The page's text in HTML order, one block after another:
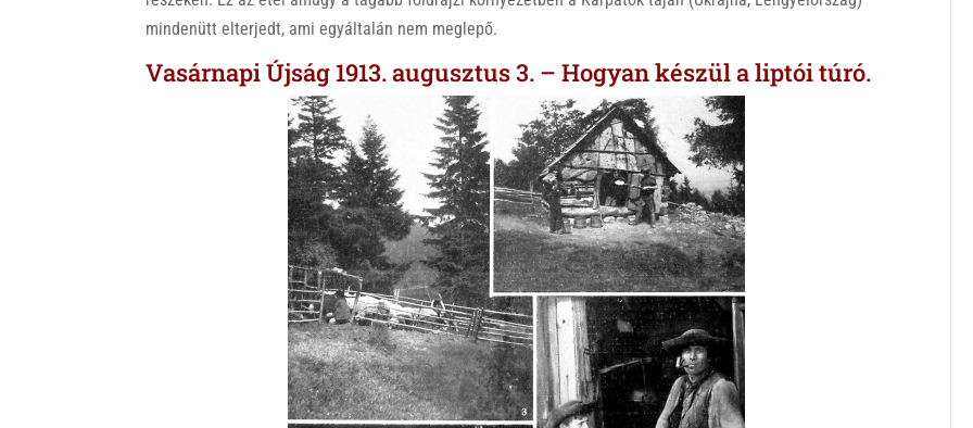
mindenütt elterjedt, ami egyáltalán nem meglepő.
Vasárnapi Újság 1913. augusztus 3. – Hogyan készül a liptói túró.